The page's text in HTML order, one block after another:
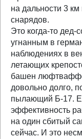
на дальности 3
снарядов.
Это когда-то
угнанным в
наблюдениях в
летающих
башен люфтваффе
довольно долго,
пылающий Б-17.
эффективность
на один сбитый
сейчас. И это